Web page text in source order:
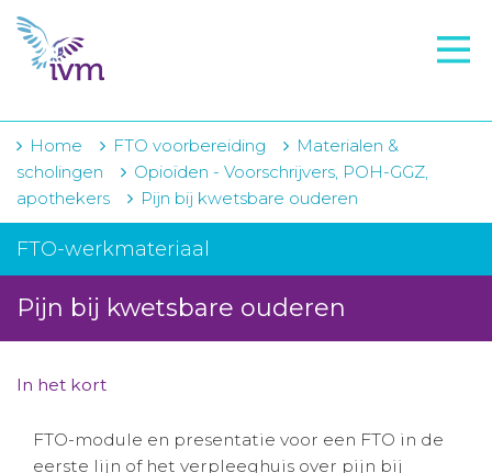
VMI
FTO voorbereiding
IVM-academie
Zorginstellingen
Projecten
Actueel
Home FTO voorbereiding
Materialen &
scholingen
Opioïden - Voorschrijvers, POH-GGZ,
apothekers
Pijn bij kwetsbare ouderen
FTO-werkmateriaal
Pijn bij kwetsbare ouderen
In het kort
FTO-module en presentatie voor een FTO in de
eerste lijn of het verpleeghuis over pijn bij